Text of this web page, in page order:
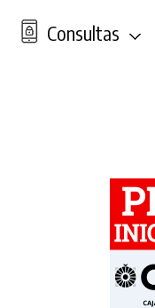
Consultas